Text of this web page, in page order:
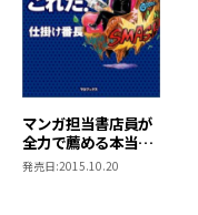
ック一巻目サイン本
紀『人喰いの時代』(
などをプロデュース
を手がけ、「日経ト
に、「注目すべき仕
注目の企画者。
マンガ担当書店員が
全力で薦める本当に
すごいマンガはこれ
だ！
発売日:2015.10.20